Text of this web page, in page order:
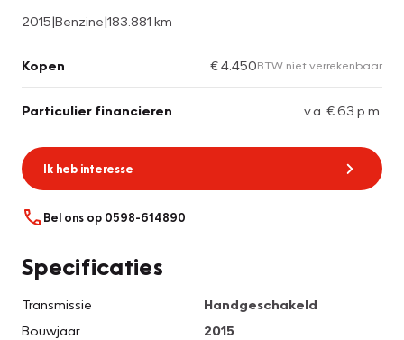
2015|Benzine|183.881 km
Kopen € 4.450BTW niet verrekenbaar
Particulier financieren v.a. € 63 p.m.
Ik heb interesse
Bel ons op 0598-614890
Specificaties
Transmissie
Handgeschakeld
Bouwjaar
2015